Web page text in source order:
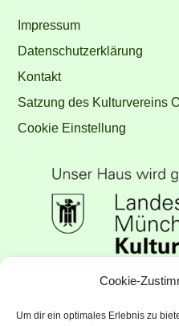
Cookie-
Um dir ein optimales Erlebnis zu
Impressum
Datenschutzerklärung
Kontakt
Satzung des Kulturvereins
Cookie Einstellung
Unser Haus